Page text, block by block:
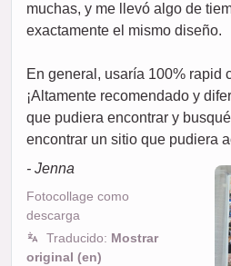
muchas, y me llevó algo de
exactamente el mismo diseño.
En general, usaría 100% rapid
¡Altamente recomendado y
que pudiera encontrar y
encontrar un sitio que pudiera
- Jenna
Fotocollage como
descarga
Traducido: Mostrar
original (en)